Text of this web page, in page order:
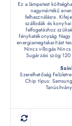
Ez a lámpatest
nagymértékű
felhasználásra.
szállodák és
felfogatáshoz
fényhatékonyság
energiamegtakarítást
Nincs villogás Nincs
Sugárzási szög
Szerelhetőség
Chip típus: